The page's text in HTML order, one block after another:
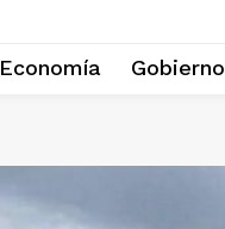
Economía Gobierno